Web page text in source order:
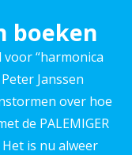
boeken
voor “harmonica
Janssen
over hoe
de PALEMIGER
is nu alweer